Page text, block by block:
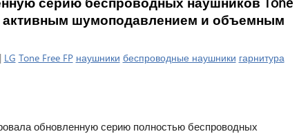
активным шумоподавлением и объемным
LG Tone Free FP наушники беспроводные наушники гарнитура
обновленную серию полностью беспроводных